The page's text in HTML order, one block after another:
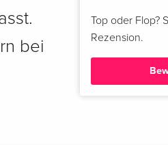
bei
Top oder Flop?
Rezension.